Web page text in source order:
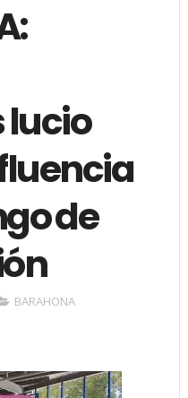
lucio
de
BARAHONA